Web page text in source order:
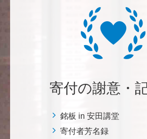
経済学部の卒業生です。消費税や為
ど、国民生活に直結する経済政策へ
まる中、専門的知見を分かりやすく
上に貢献することこそ東大経済の社
図書館の益々の充実とご発展を陰な
ます。 <東京大学附属図書館支援プ
寄付の謝意・
銘板 in 安田講堂
寄付者芳名録